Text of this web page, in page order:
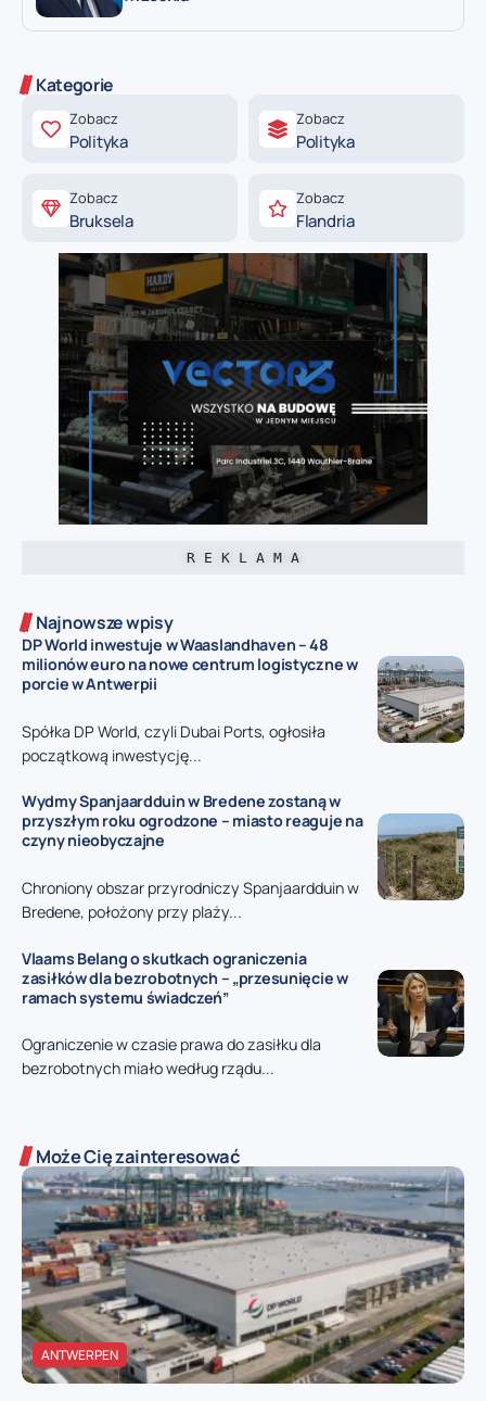
Kategorie
Zobacz
Polityka
Zobacz
Polityka
Zobacz
Bruksela
Zobacz
Flandria
R E K L A M A
Najnowsze wpisy
DP World inwestuje w Waaslandhaven – 48
milionów euro na nowe centrum logistyczne w
porcie w Antwerpii
Spółka DP World, czyli Dubai Ports, ogłosiła
początkową inwestycję...
Wydmy Spanjaardduin w Bredene zostaną w
przyszłym roku ogrodzone – miasto reaguje na
czyny nieobyczajne
Chroniony obszar przyrodniczy Spanjaardduin w
Bredene, położony przy plaży...
Vlaams Belang o skutkach ograniczenia
zasiłków dla bezrobotnych – „przesunięcie w
ramach systemu świadczeń”
Ograniczenie w czasie prawa do zasiłku dla
bezrobotnych miało według rządu...
Może Cię zainteresować
ANTWERPEN